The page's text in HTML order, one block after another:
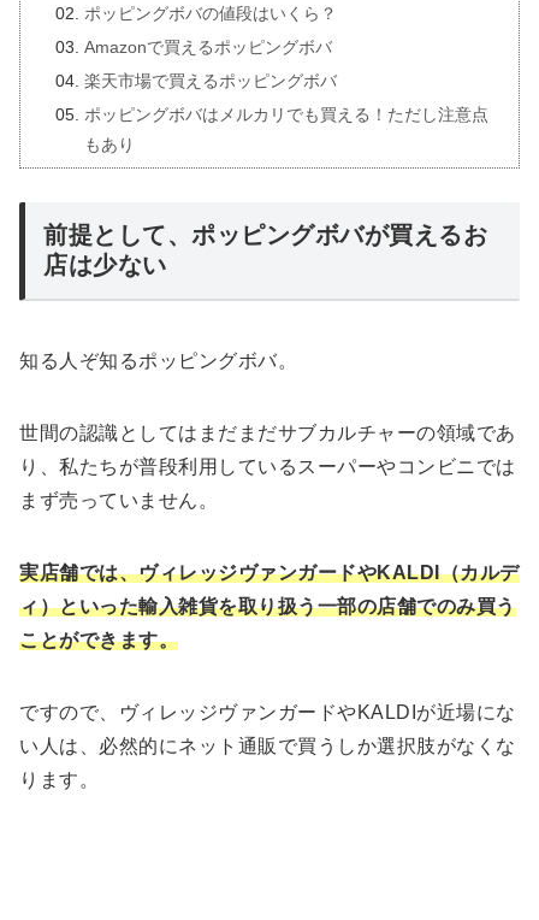
ポッピングボバの値段はいくら？
Amazonで買えるポッピングボバ
楽天市場で買えるポッピングボバ
ポッピングボバはメルカリでも買える！ただし注意点
もあり
前提として、ポッピングボバが買えるお
店は少ない
知る人ぞ知るポッピングボバ。
世間の認識としてはまだまだサブカルチャーの領域であ
り、私たちが普段利用しているスーパーやコンビニでは
まず売っていません。
実店舗では、ヴィレッジヴァンガードやKALDI（カルデ
ィ）といった輸入雑貨を取り扱う一部の店舗でのみ買う
ことができます。
ですので、ヴィレッジヴァンガードやKALDIが近場にな
い人は、必然的にネット通販で買うしか選択肢がなくな
ります。